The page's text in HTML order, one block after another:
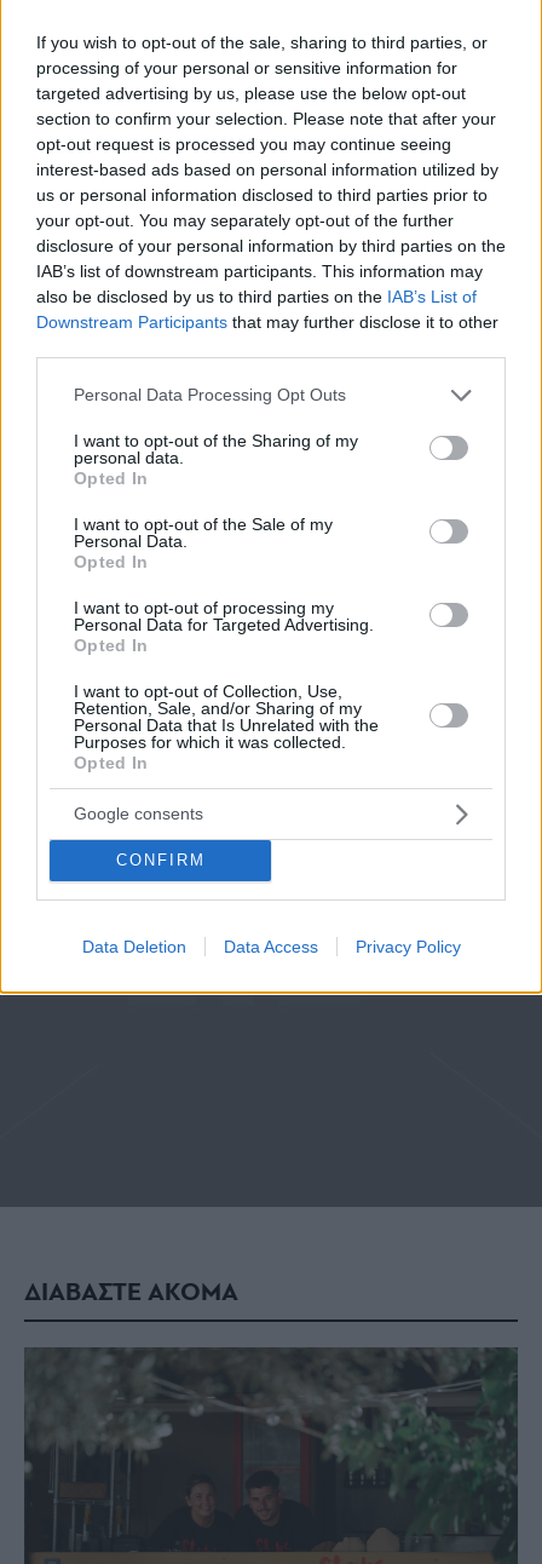
If you wish to opt-out of the sale, sharing to third parties, or
processing of your personal or sensitive information for
targeted advertising by us, please use the below opt-out
section to confirm your selection. Please note that after your
opt-out request is processed you may continue seeing
interest-based ads based on personal information utilized by
us or personal information disclosed to third parties prior to
your opt-out. You may separately opt-out of the further
disclosure of your personal information by third parties on the
IAB’s list of downstream participants. This information may
also be disclosed by us to third parties on the IAB’s List of
Downstream Participants that may further disclose it to other
Please note that this website/app uses one or more Google
not limited to your visit or usage behaviour. You may click to
grant or deny consent to Google and its third-party tags to
use your data for below specified purposes in below Google
consent section.
Personal Data Processing Opt Outs
I want to opt-out of the Sharing of my
personal data.
Opted In
I want to opt-out of the Sale of my
Personal Data.
Opted In
I want to opt-out of processing my
Personal Data for Targeted Advertising.
Opted In
I want to opt-out of Collection, Use,
Retention, Sale, and/or Sharing of my
Personal Data that Is Unrelated with the
Purposes for which it was collected.
Opted In
Google consents
CONFIRM
Data Deletion Data Access Privacy Policy
Στη συνέχεια το ΣΒΑΚ Νέας Σμύρνης θα υποβληθεί
στο Τμήμα Βιώσιμης Αστικής Κινητικότητας της
Διεύθυνσης Ανάπτυξης Μεταφορών του Υπουργείου
Υποδομών και Μεταφορών προκειμένου να βεβαιωθεί
η περάτωση των αναγκαίων προβλεπόμενων
ενεργειών ώστε το σχέδιο να χαρακτηρισθεί επίσημα
ως ΣΒΑΚ με απόφαση του Υπουργού Υποδομών και
Μεταφορών.
Share this
Αυτοδιοίκηση
Ανάπτυξη
Ξέρεις να διαβάζεις την ετικέτα
ενός κρασιού;
ΔΙΑΒΑΣΤΕ ΑΚΟΜΑ